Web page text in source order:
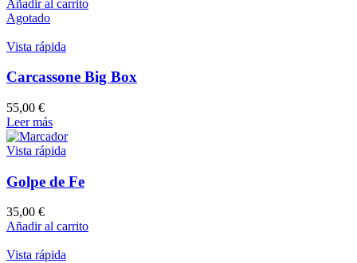
Añadir al carrito
Agotado
Vista rápida
Carcassone Big Box
55,00 €
Leer más
Vista rápida
Golpe de Fe
35,00 €
Añadir al carrito
Vista rápida